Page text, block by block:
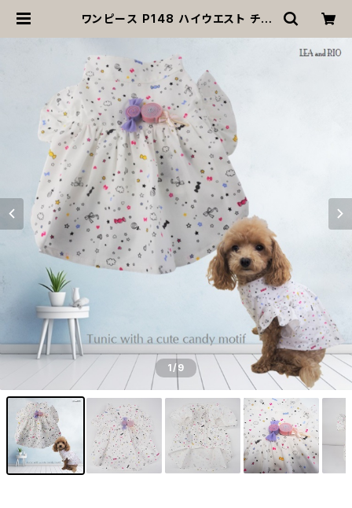
ワンピース P148 ハイウエスト チュ
ドッグウエア 犬 猫 ペット 服 犬服 猫
服 犬洋服 猫洋服 洋服 女の子 小型
小型犬 おしゃれ かわいい プレゼント
ギフト 返品交換不可 | MOANA
1/9